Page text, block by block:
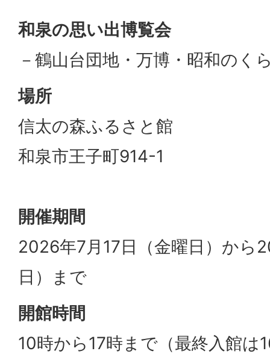
和泉の思い出博覧会
－鶴山台団地・万博・昭和のく
場所
信太の森ふるさと館
和泉市王子町914-1
開催期間
2026年7月17日（金曜日）から
日）まで
開館時間
10時から17時まで（最終入館は